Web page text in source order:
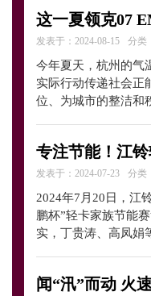
这一夏领克07
发表于：2024-08-15 分类
今年夏天，杭州的气
实际行动传递社会正
位、为城市的整洁和
专注节能！江
发表于：2024-07-23 分类
2024年7月20日，江
鹏杯”轻卡家族节能
实，丁贵涛、高凤娟
闻“汛”而动 火